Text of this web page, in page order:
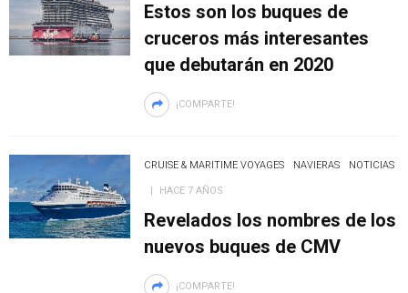
Estos son los buques de
cruceros más interesantes
que debutarán en 2020
¡COMPARTE!
CRUISE & MARITIME VOYAGES NAVIERAS NOTICIAS
HACE 7 AÑOS
Revelados los nombres de los
nuevos buques de CMV
¡COMPARTE!